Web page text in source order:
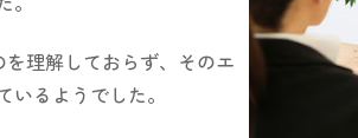
理解しておらず、そのエ
るようでした。